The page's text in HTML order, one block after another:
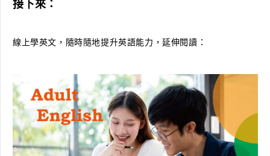
接下來：
線上學英文，隨時隨地提升英語能力，延伸閱讀：